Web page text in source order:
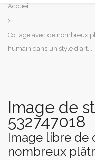
Vous
êtes
ici :
Accueil
Collage avec de nombreux
humain dans un style d'art...
Image de
532747018
Image libre de
nombreux